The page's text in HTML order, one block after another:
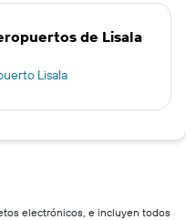
de Lisala
Lisala
electrónicos, e incluyen todos